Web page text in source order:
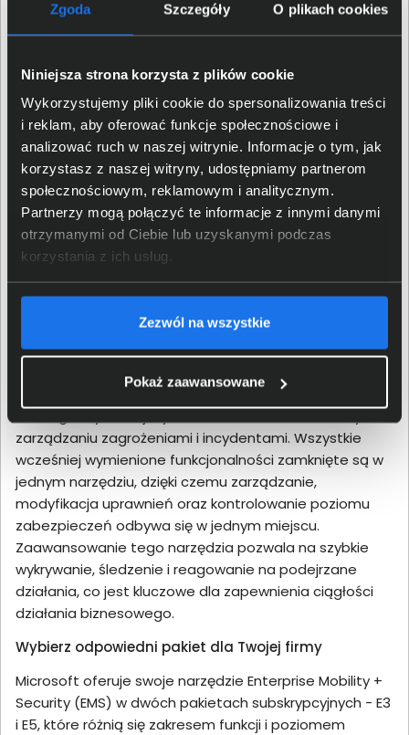
Zgoda Szczegóły O plikach cookies
Niniejsza strona korzysta z plików cookie
Wykorzystujemy pliki cookie do spersonalizowania treści
i reklam, aby oferować funkcje społecznościowe i
analizować ruch w naszej witrynie. Informacje o tym, jak
korzystasz z naszej witryny, udostępniamy partnerom
społecznościowym, reklamowym i analitycznym.
Partnerzy mogą połączyć te informacje z innymi danymi
otrzymanymi od Ciebie lub uzyskanymi podczas
korzystania z ich usług.
Zezwól na wszystkie
Pokaż zaawansowane
pozwala na bezpieczne zarządzanie aplikacjami i
danymi na urządzeniach pracowników. Jeżeli Firma
się Microsoft Cloud App Security. To narzędzie typu
Cloud Access Security Broker (CASB), które zapewnia
widoczność, kontrolę i ochronę danych w aplikacjach
chmurowych.
Zarządzaj bezpieczeństwem firmy w jednym miejscu
Wdrożenie narzędzia Microsoft Enterprise Mobility +
Security w organizacji oferuje szereg zalet, które
znacznie poprawiają możliwości zarządzania
bezpieczeństwem, mobilnością i produktywnością w
zarządzania bezpieczeństwem, tożsamościami,
urządzeniami i aplikacjami znacznie obniżają
obciążenie zespołów IT. EMS umożliwia zespołom
informatycznym skoncentrowanie się na
zarządzaniu zagrożeniami i incydentami. Wszystkie
wcześniej wymienione funkcjonalności zamknięte są w
jednym narzędziu, dzięki czemu zarządzanie,
modyfikacja uprawnień oraz kontrolowanie poziomu
zabezpieczeń odbywa się w jednym miejscu.
Zaawansowanie tego narzędzia pozwala na szybkie
wykrywanie, śledzenie i reagowanie na podejrzane
działania, co jest kluczowe dla zapewnienia ciągłości
działania biznesowego.
Wybierz odpowiedni pakiet dla Twojej firmy
Microsoft oferuje swoje narzędzie Enterprise Mobility +
Security (EMS) w dwóch pakietach subskrypcyjnych - E3
i E5, które różnią się zakresem funkcji i poziomem